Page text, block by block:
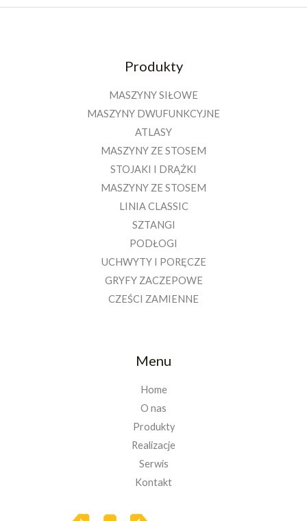
Produkty
MASZYNY SIŁOWE
MASZYNY DWUFUNKCYJNE
ATLASY
MASZYNY ZE STOSEM
STOJAKI I DRĄŻKI
MASZYNY ZE STOSEM
LINIA CLASSIC
SZTANGI
PODŁOGI
UCHWYTY I PORĘCZE
GRYFY ZACZEPOWE
CZEŚCI ZAMIENNE
Menu
Home
O nas
Produkty
Realizacje
Serwis
Kontakt